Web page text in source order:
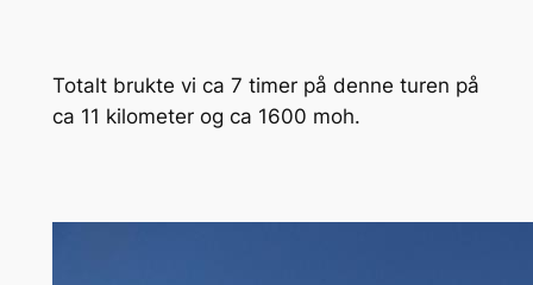
Totalt brukte vi ca 7 timer på denne turen på
ca 11 kilometer og ca 1600 moh.